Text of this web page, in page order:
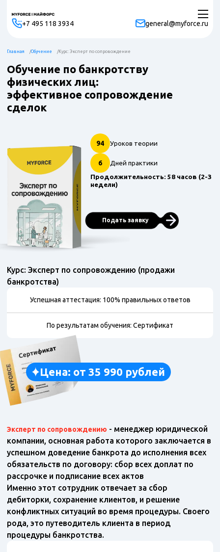
+7 495 118 3934 general@myforce.ru
Главная Обучение Курс: Эксперт по сопровождение
Обучение по банкротству
физических лиц:
эффективное сопровождение
сделок
Успешная аттестация: 100% правильных ответов
По результатам обучения: Сертификат
Курс: Эксперт по сопровождению (продажи
банкротства)
94 Уроков теории
6
Дней практики
Продолжительность: 58 часов (2-3
недели)
Подать заявку
Цена: от 35 990 рублей
Эксперт по сопровождению - менеджер юридической
компании, основная работа которого заключается в
успешном доведение банкрота до исполнения всех
обязательств по договору: сбор всех доплат по
рассрочке и подписание всех актов
Именно этот сотрудник отвечает за сбор
дебиторки, сохранение клиентов, и решение
конфликтных ситуаций во время процедуры. Своего
рода, это путеводитель клиента в период
процедуры банкротства.